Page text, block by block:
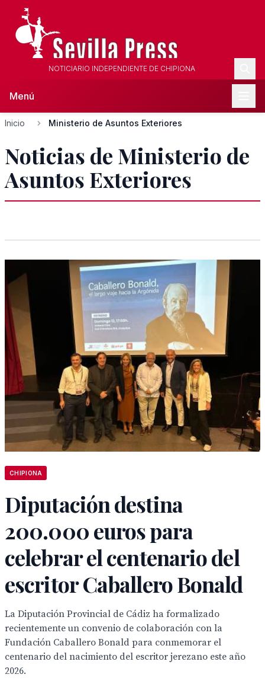
NOTICIARIO INDEPENDIENTE DE CHIPIONA
Menú
Inicio Ministerio de Asuntos Exteriores
Noticias de Ministerio de
Asuntos Exteriores
CHIPIONA
Diputación destina
200.000 euros para
celebrar el centenario del
escritor Caballero Bonald
La Diputación Provincial de Cádiz ha formalizado
recientemente un convenio de colaboración con la
Fundación Caballero Bonald para conmemorar el
centenario del nacimiento del escritor jerezano este año
2026.